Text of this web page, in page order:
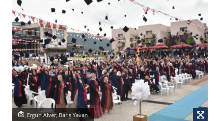
Ergün Alver, Barış Yavan